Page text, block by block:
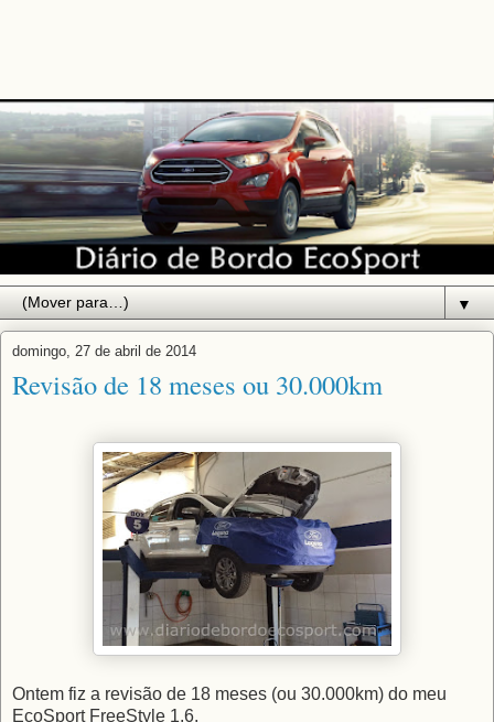
▼
domingo, 27 de abril de 2014
Revisão de 18 meses ou 30.000km
Ontem fiz a revisão de 18 meses (ou 30.000km) do meu
EcoSport FreeStyle 1.6.